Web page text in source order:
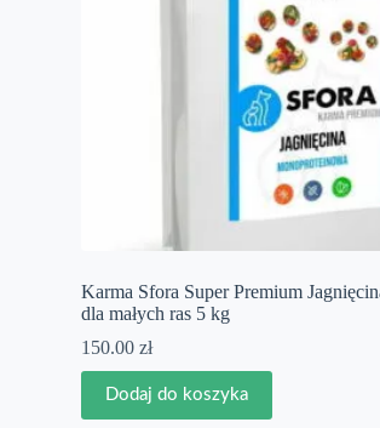
Karma Sfora Super Premium
dla małych ras 5 kg
150.00 zł
Dodaj do koszyka